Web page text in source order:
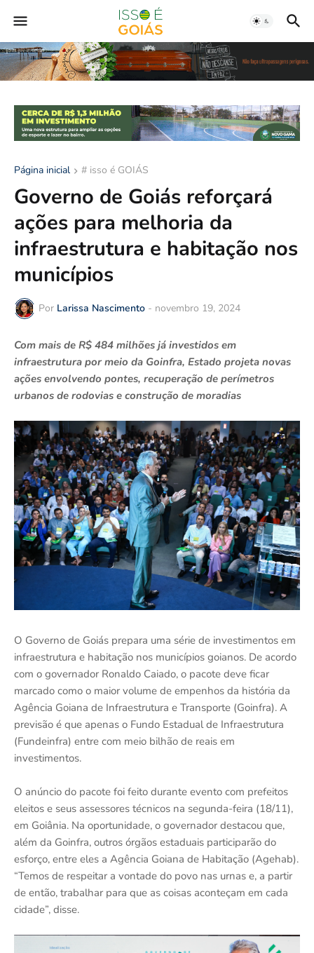
Página inicial # isso é GOIÁS
Governo de Goiás reforçará
ações para melhoria da
infraestrutura e habitação nos
municípios
Por Larissa Nascimento - novembro 19, 2024
Com mais de R$ 484 milhões já investidos em
infraestrutura por meio da Goinfra, Estado projeta novas
ações envolvendo pontes, recuperação de perímetros
urbanos de rodovias e construção de moradias
O Governo de Goiás prepara uma série de investimentos em
infraestrutura e habitação nos municípios goianos. De acordo
com o governador Ronaldo Caiado, o pacote deve ficar
marcado como o maior volume de empenhos da história da
Agência Goiana de Infraestrutura e Transporte (Goinfra). A
previsão é que apenas o Fundo Estadual de Infraestrutura
(Fundeinfra) entre com meio bilhão de reais em
investimentos.
O anúncio do pacote foi feito durante evento com prefeitos
eleitos e seus assessores técnicos na segunda-feira (18/11),
em Goiânia. Na oportunidade, o governador destacou que,
além da Goinfra, outros órgãos estaduais participarão do
esforço, entre eles a Agência Goiana de Habitação (Agehab).
“Temos de respeitar a vontade do povo nas urnas e, a partir
de então, trabalhar para que as coisas aconteçam em cada
cidade”, disse.